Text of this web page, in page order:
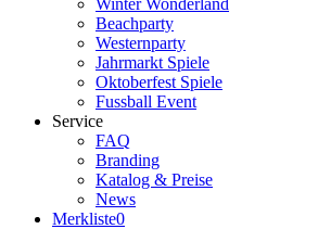
Winter Wonderland
Beachparty
Westernparty
Jahrmarkt Spiele
Oktoberfest Spiele
Fussball Event
Service
FAQ
Branding
Katalog & Preise
News
Merkliste0